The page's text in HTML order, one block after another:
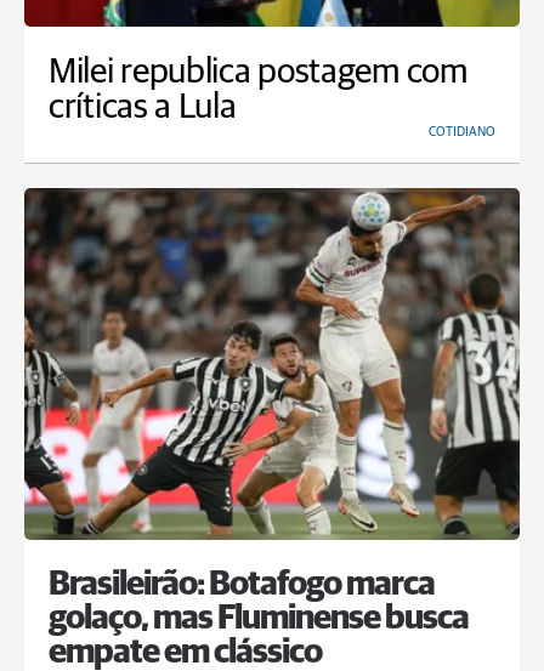
Milei republica postagem com
críticas a Lula
COTIDIANO
Brasileirão: Botafogo marca
golaço, mas Fluminense busca
empate em clássico